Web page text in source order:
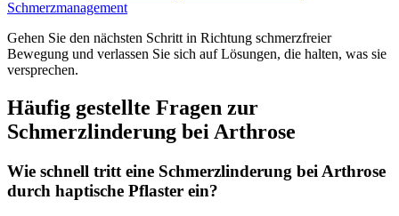
Schmerzmanagement
Gehen Sie den nächsten Schritt in Richtung schmerzfreier
Bewegung und verlassen Sie sich auf Lösungen, die halten, was sie
versprechen.
Häufig gestellte Fragen zur
Schmerzlinderung bei Arthrose
Wie schnell tritt eine Schmerzlinderung bei Arthrose
durch haptische Pflaster ein?